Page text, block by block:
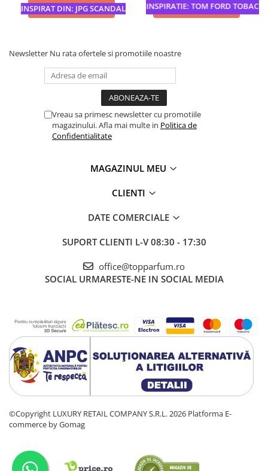
INSPIRAT DIN: JPG SCANDAL
ADAUGA IN COS INSPIRATIE: TOM FORD TOBACCO
ADAUGA IN COS
Newsletter Nu rata ofertele si promotiile noastre
Vreau sa primesc newsletter cu promotiile
magazinului. Afla mai multe in Politica de
Confidentialitate
MAGAZINUL MEU
CLIENTI
DATE COMERCIALE
SUPORT CLIENTI L-V 08:30 - 17:30
office@topparfum.ro
SOCIAL URMARESTE-NE IN SOCIAL MEDIA
©Copyright LUXURY RETAIL COMPANY S.R.L. 2026 Platforma E-
commerce by Gomag